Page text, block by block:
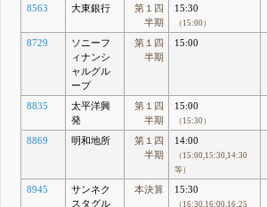
8563 大東銀行
第１四
半期
15:30
（15:00）
8729
ソニーフ
ィナンシ
ャルグル
ープ
第１四
半期
15:00
8835
太平洋興
発
第１四
半期
15:00
（15:30）
8869 明和地所
第１四
半期
14:00
（15:00,15:30,14:30
等）
8945
サンネク
スタグル
本決算 15:30
（16:30,16:00,16:25